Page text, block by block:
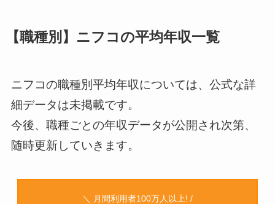
【職種別】ニフコの平均年収一覧
ニフコの職種別平均年収については、公式な詳
細データは未掲載です。
今後、職種ごとの年収データが公開され次第、
随時更新していきます。
＼ 月間利用者100万人以上! /